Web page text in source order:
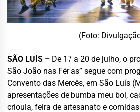
(Foto:
SÃO LUÍS – De 17 a 20 de julho, o
São João nas Férias” segue com
Convento das Mercês, em São Luís
apresentações de bumba meu boi,
crioula, feira de artesanato e